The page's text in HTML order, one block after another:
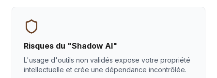
Risques du "Shadow AI"
L'usage d'outils non validés expose votre propriété
intellectuelle et crée une dépendance incontrôlée.